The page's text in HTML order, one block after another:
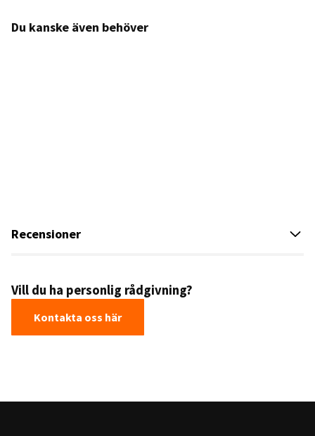
Du kanske även behöver
Recensioner
Vill du ha personlig rådgivning?
Kontakta oss här